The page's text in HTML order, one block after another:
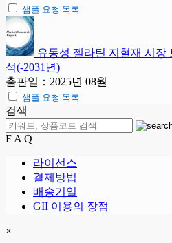
샘플 요청 목록
유동성 젤라틴 지혈재 시장
석(-2031년)
출판일：2025년 08월
샘플 요청 목록
검색
F A Q
라이선스
결제방법
배송기일
GII 이용의 장점
×